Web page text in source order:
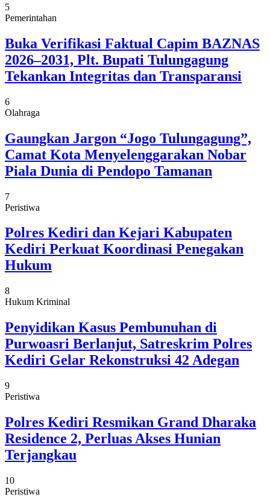
5
Pemerintahan
Buka Verifikasi Faktual Capim BAZNAS
2026–2031, Plt. Bupati Tulungagung
Tekankan Integritas dan Transparansi
6
Olahraga
Gaungkan Jargon “Jogo Tulungagung”,
Camat Kota Menyelenggarakan Nobar
Piala Dunia di Pendopo Tamanan
7
Peristiwa
Polres Kediri dan Kejari Kabupaten
Kediri Perkuat Koordinasi Penegakan
Hukum
8
Hukum Kriminal
Penyidikan Kasus Pembunuhan di
Purwoasri Berlanjut, Satreskrim Polres
Kediri Gelar Rekonstruksi 42 Adegan
9
Peristiwa
Polres Kediri Resmikan Grand Dharaka
Residence 2, Perluas Akses Hunian
Terjangkau
10
Peristiwa